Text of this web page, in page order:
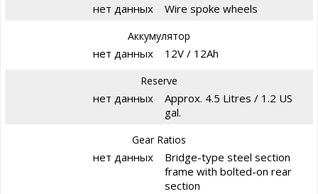
нет данных Wire spoke wheels
Аккумулятор
нет данных 12V / 12Ah
Reserve
нет данных
Approx. 4.5 Litres / 1.2 US
gal.
Gear Ratios
нет данных
Bridge-type steel section
frame with bolted-on rear
section